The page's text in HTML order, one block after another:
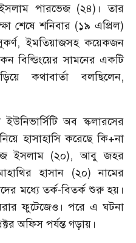
ইসলাম পারভেজ (২৪)। তার
শেষে শনিবার (১৯ এপ্রিল)
ইমতিয়াজসহ কয়েকজন
বিল্ডিংয়ের সামনের একটি
কথাবার্তা বলছিলেন,
অব স্কলারসের
হাসাহাসি করেছে কি+না
ইসলাম (২০), আবু জহর
হাসান (২০) নামের
মধ্যে তর্ক-বিতর্ক শুরু হয়।
ফুটেজেও। পরে এ ঘটনা
অফিস পর্যন্ত গড়ায়।